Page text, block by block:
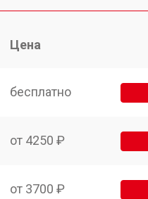
Цена
бесплатно
от 4250 ₽
от 3700 ₽